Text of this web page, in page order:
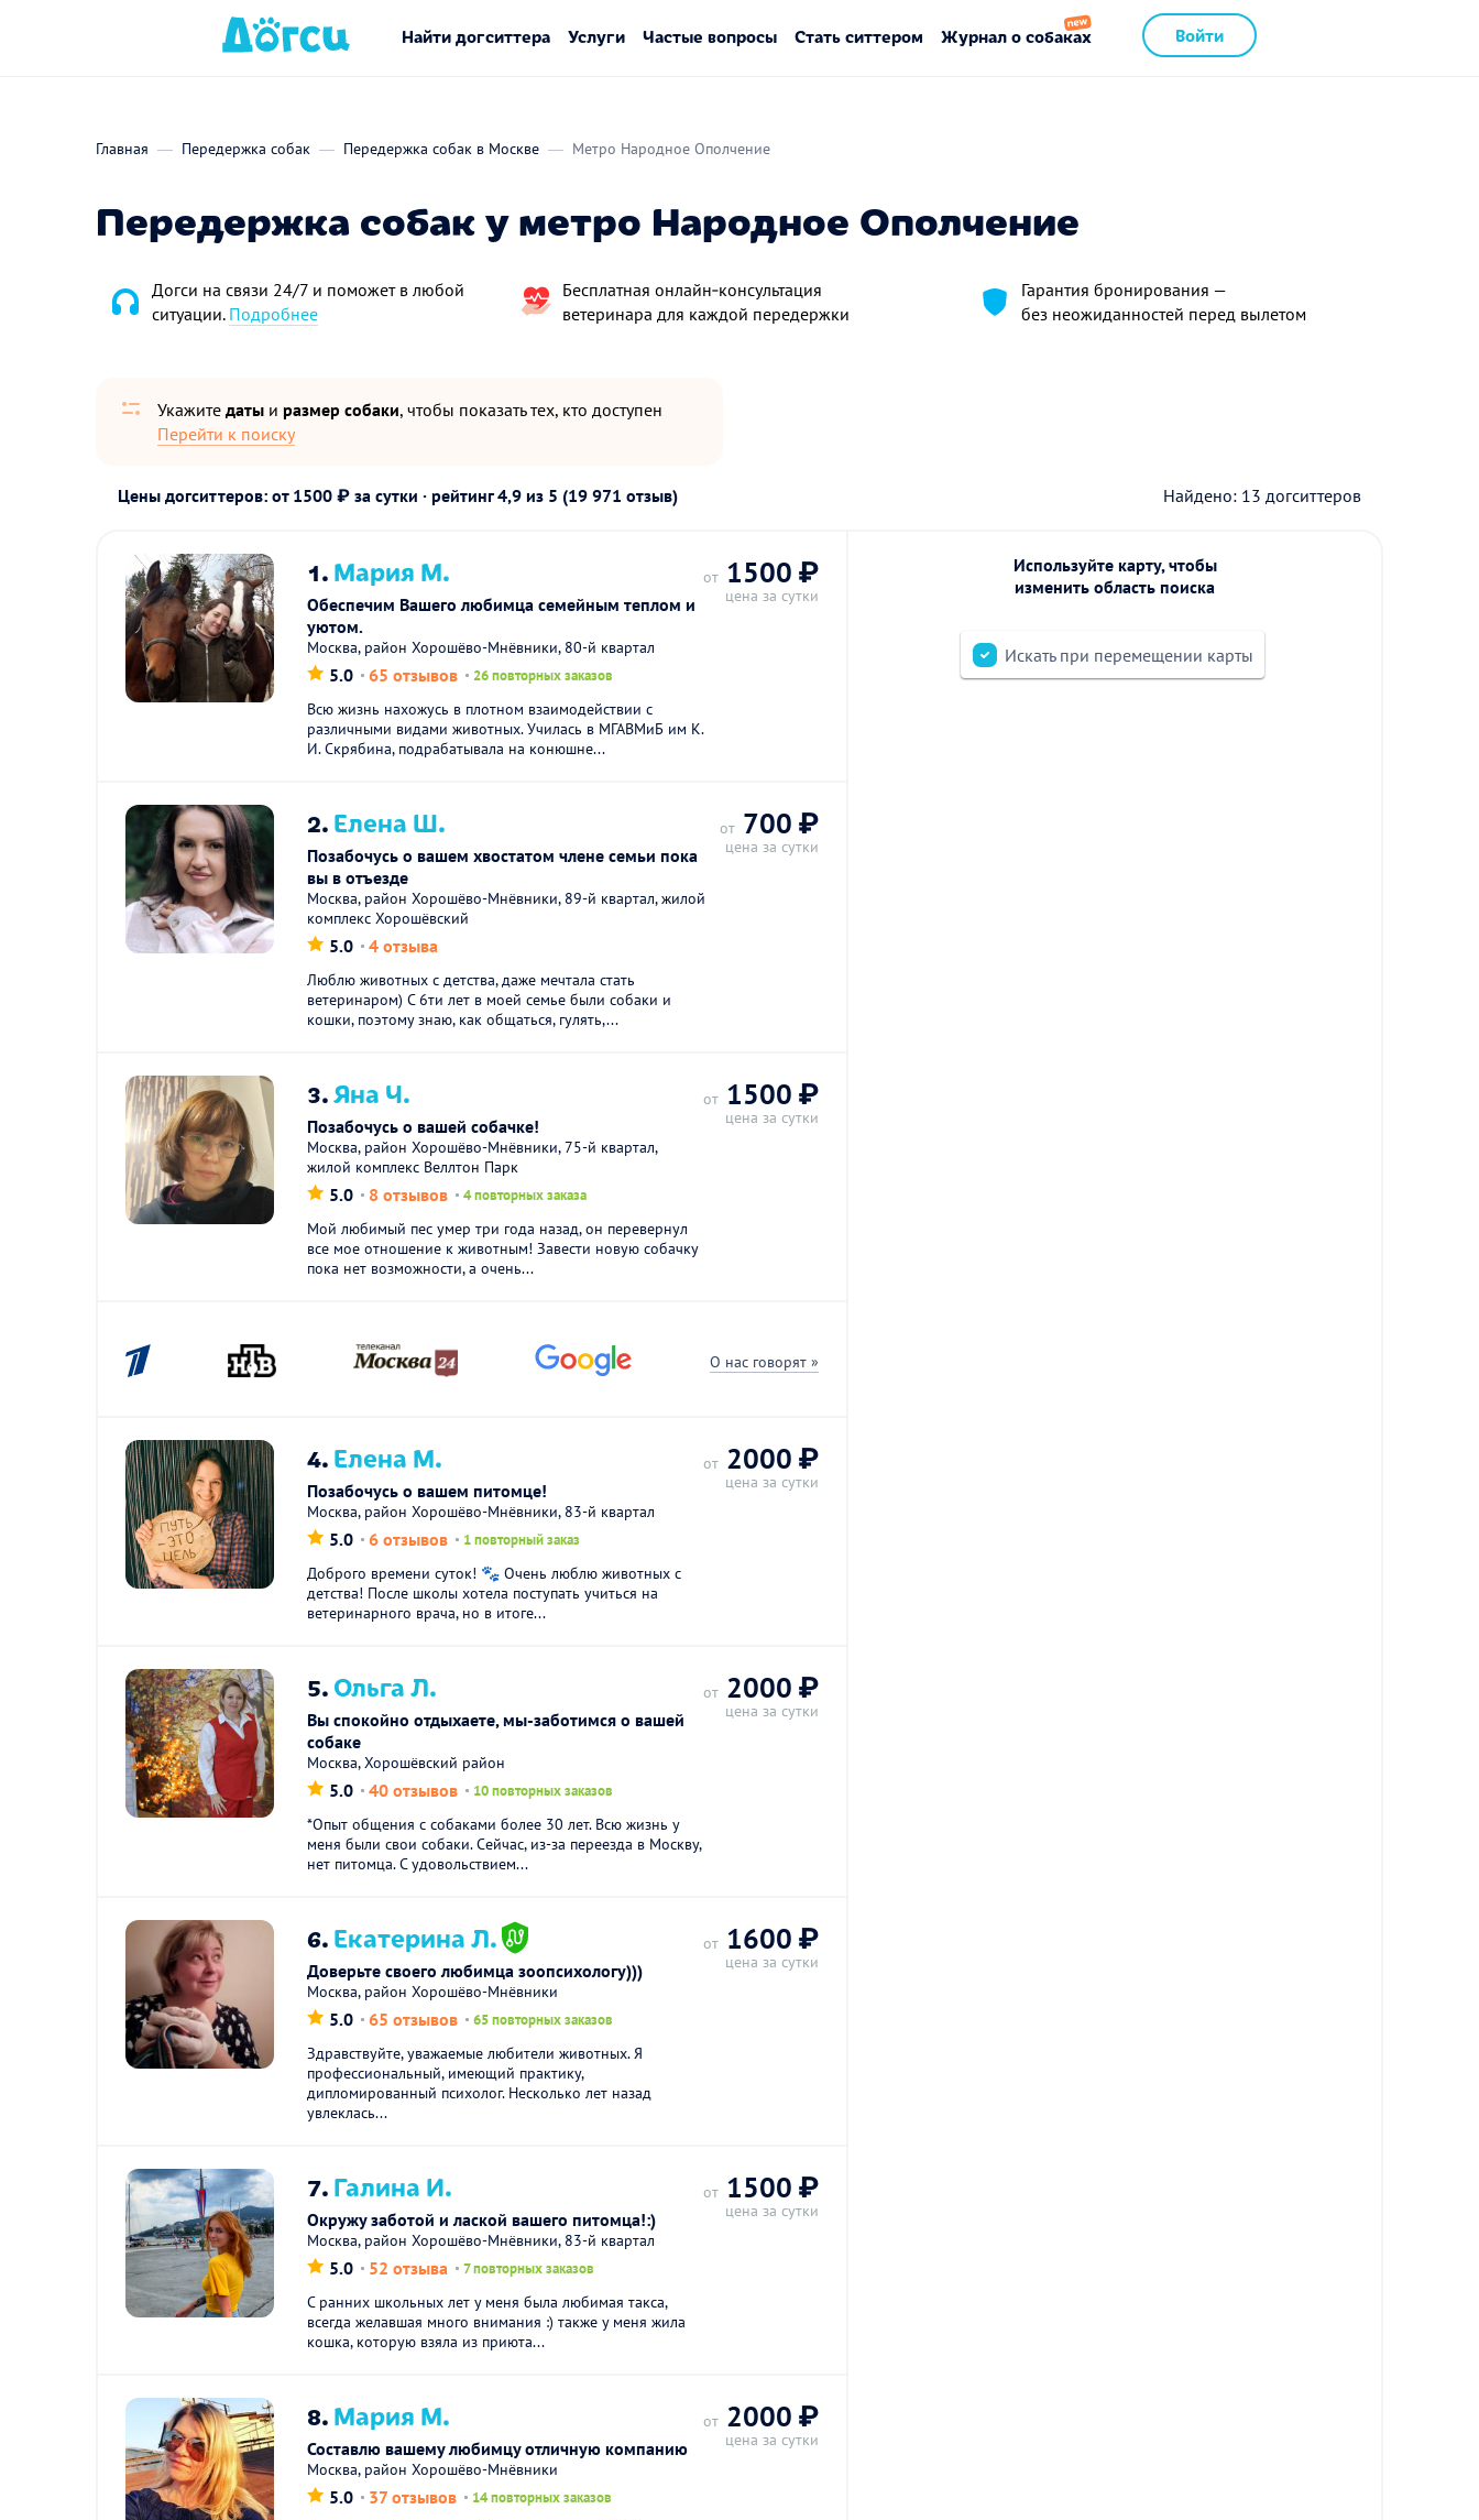
Войти
Найти догситтера Услуги Частые вопросы Стать ситтером Журнал о собаках
Главная Передержка собак Передержка собак в Москве Метро Народное Ополчение
Передержка собак у метро Народное Ополчение
Догси на связи 24/7 и поможет в любой
ситуации. Подробнее
Бесплатная онлайн‑консультация
ветеринара для каждой передержки
Гарантия бронирования —
без неожиданностей перед вылетом
Укажите даты и размер собаки, чтобы показать тех, кто доступен
Перейти к поиску
Цены догситтеров: от 1500 ₽ за сутки · рейтинг4,9 из 5 (19 971 отзыв) Найдено: 13 догситтеров
1.Мария М.
Обеспечим Вашего любимца семейным теплом и
уютом.
Москва, район Хорошёво-Мнёвники, 80-й квартал
5.0 65 отзывов 26 повторных заказов
Всю жизнь нахожусь в плотном взаимодействии с
различными видами животных. Училась в МГАВМиБ им К.
И. Скрябина, подрабатывала на конюшне...
от 1500 ₽
цена за сутки
2.Елена Ш.
Позабочусь о вашем хвостатом члене семьи пока
вы в отъезде
Москва, район Хорошёво-Мнёвники, 89-й квартал, жилой
комплекс Хорошёвский
5.0 4 отзыва
Люблю животных с детства, даже мечтала стать
ветеринаром) С 6ти лет в моей семье были собаки и
кошки, поэтому знаю, как общаться, гулять,...
от 700 ₽
цена за сутки
3.Яна Ч.
Позабочусь о вашей собачке!
Москва, район Хорошёво-Мнёвники, 75-й квартал,
жилой комплекс Веллтон Парк
5.0 8 отзывов 4 повторных заказа
Мой любимый пес умер три года назад, он перевернул
все мое отношение к животным! Завести новую собачку
пока нет возможности, а очень...
от 1500 ₽
цена за сутки
О нас говорят »
4.Елена М.
Позабочусь о вашем питомце!
Москва, район Хорошёво-Мнёвники, 83-й квартал
5.0 6 отзывов 1 повторный заказ
Доброго времени суток! 🐾 Очень люблю животных с
детства! После школы хотела поступать учиться на
ветеринарного врача, но в итоге...
от 2000 ₽
цена за сутки
5.Ольга Л.
Вы спокойно отдыхаете, мы-заботимся о вашей
собаке
Москва, Хорошёвский район
5.0 40 отзывов 10 повторных заказов
*Опыт общения с собаками более 30 лет. Всю жизнь у
меня были свои собаки. Сейчас, из-за переезда в Москву,
нет питомца. С удовольствием...
от 2000 ₽
цена за сутки
6.Екатерина Л.
Доверьте своего любимца зоопсихологу)))
Москва, район Хорошёво-Мнёвники
5.0 65 отзывов 65 повторных заказов
Здравствуйте, уважаемые любители животных. Я
профессиональный, имеющий практику,
дипломированный психолог. Несколько лет назад
увлеклась...
от 1600 ₽
цена за сутки
7.Галина И.
Окружу заботой и лаской вашего питомца!:)
Москва, район Хорошёво-Мнёвники, 83-й квартал
5.0 52 отзыва 7 повторных заказов
С ранних школьных лет у меня была любимая такса,
всегда желавшая много внимания :) также у меня жила
кошка, которую взяла из приюта...
от 1500 ₽
цена за сутки
8.Мария М.
Составлю вашему любимцу отличную компанию
Москва, район Хорошёво-Мнёвники
5.0 37 отзывов 14 повторных заказов
от 2000 ₽
цена за сутки
Используйте карту, чтобы
изменить область поиска
Искать при перемещении карты